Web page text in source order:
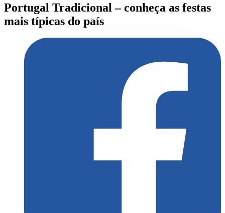
Portugal Tradicional – conheça as festas
mais típicas do país